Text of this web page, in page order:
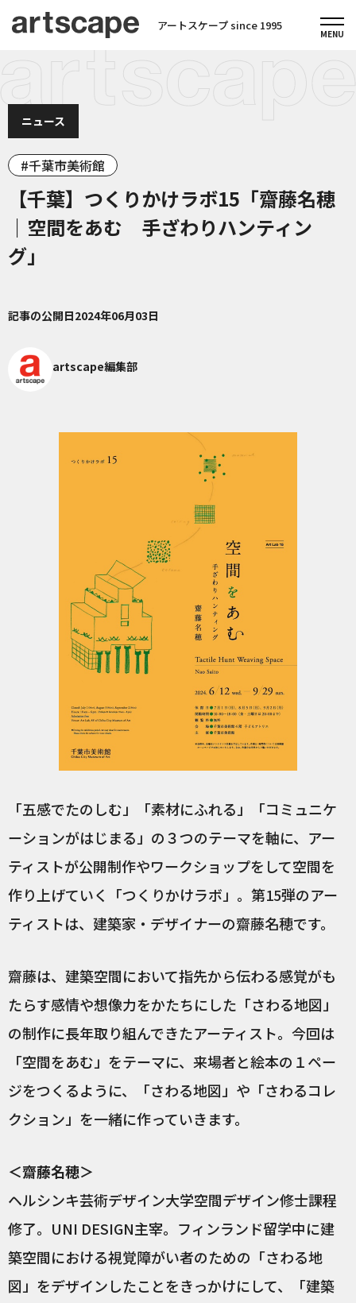
アートスケープ since 1995
ニュース
千葉市美術館
【千葉】つくりかけラボ15「齋藤名穂
｜空間をあむ 手ざわりハンティン
グ」
記事の公開日2024年06月03日
artscape編集部
「五感でたのしむ」「素材にふれる」「コミュニケ
ーションがはじまる」の３つのテーマを軸に、アー
ティストが公開制作やワークショップをして空間を
作り上げていく「つくりかけラボ」。第15弾のアー
ティストは、建築家・デザイナーの齋藤名穂です。
齋藤は、建築空間において指先から伝わる感覚がも
たらす感情や想像力をかたちにした「さわる地図」
の制作に長年取り組んできたアーティスト。今回は
「空間をあむ」をテーマに、来場者と絵本の１ペー
ジをつくるように、「さわる地図」や「さわるコレ
クション」を一緒に作っていきます。
＜齋藤名穂＞
ヘルシンキ芸術デザイン大学空間デザイン修士課程
修了。UNI DESIGN主宰。フィンランド留学中に建
築空間における視覚障がい者のための「さわる地
図」をデザインしたことをきっかけにして、「建築